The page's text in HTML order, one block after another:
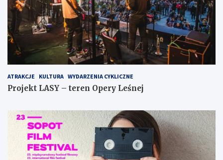
ATRAKCJE KULTURA WYDARZENIA CYKLICZNE
Projekt LASY – teren Opery Leśnej